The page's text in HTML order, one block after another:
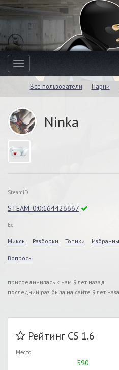
Toggle
navigation
Все пользователи Парни
Ninka
SteamID
STEAM_0:0:164426667
Ее
Миксы Разборки Топики
Вопросы
присоединилась к нам 9 лет назад
последний раз была на сайте 9 лет
Рейтинг CS 1.6
Место
590